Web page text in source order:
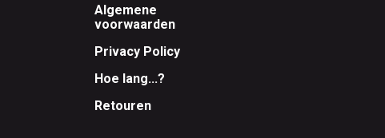
Footer
Algemene
voorwaarden
Privacy Policy
Hoe lang...?
Retouren